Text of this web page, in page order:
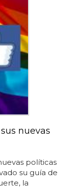
nuevas
políticas
su guía de
la